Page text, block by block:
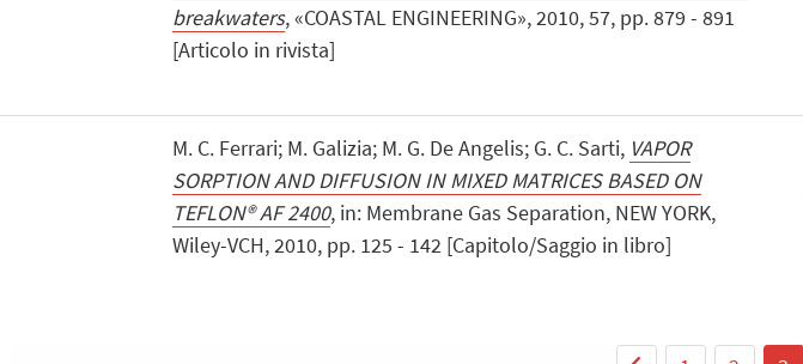
breakwaters, «COASTAL ENGINEERING», 2010, 57, pp. 879 - 891
[Articolo in rivista]
M. C. Ferrari; M. Galizia; M. G. De Angelis; G. C. Sarti, VAPOR
SORPTION AND DIFFUSION IN MIXED MATRICES BASED ON
TEFLON® AF 2400, in: Membrane Gas Separation, NEW YORK,
Wiley-VCH, 2010, pp. 125 - 142 [Capitolo/Saggio in libro]